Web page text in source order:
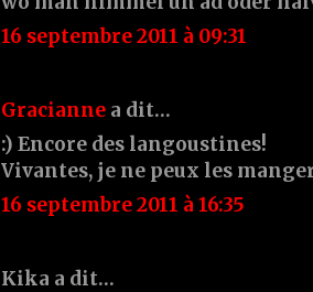
16 septembre 2011 à 09:31
Gracianne a dit…
:) Encore des langoustines!
Vivantes, je ne peux les
16 septembre 2011 à 16:35
Kika a dit…